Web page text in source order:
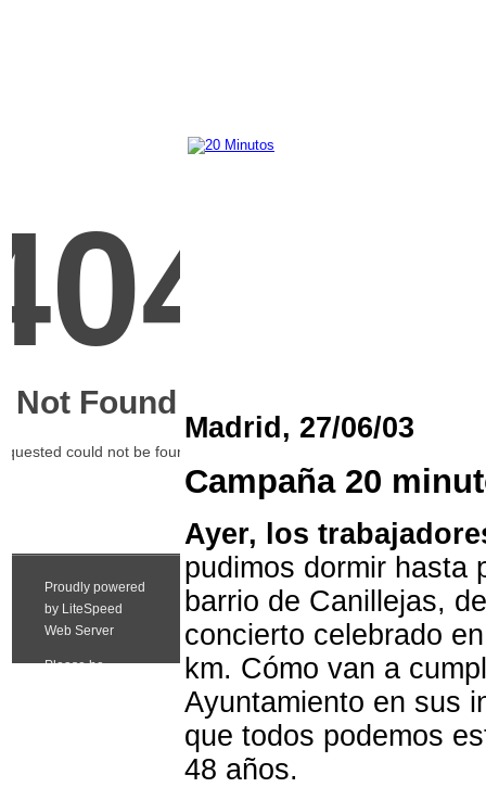
Madrid, 27/06/03
Campaña 20
Ayer, los
pudimos dormir hasta
barrio de Canillejas,
concierto celebrado
km. Cómo van a
Ayuntamiento en sus
que todos podemos
48 años.